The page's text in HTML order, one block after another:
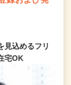
見込めるフリ
宅OK